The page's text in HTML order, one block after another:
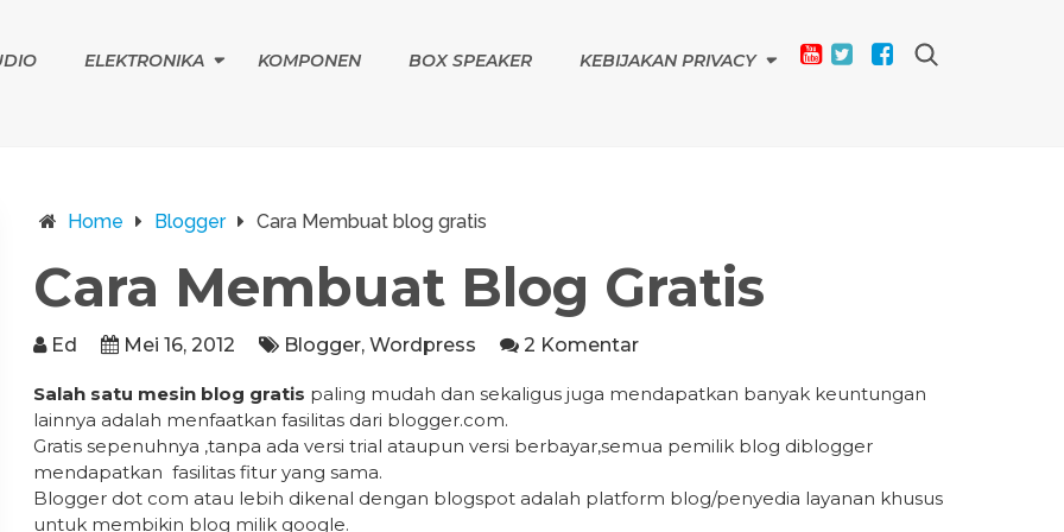
ELEKTRONIKA KOMPONEN BOX SPEAKER KEBIJAKAN PRIVACY
Home Blogger Cara Membuat blog gratis
Cara Membuat Blog Gratis
Ed Mei 16, 2012 Blogger, Wordpress 2 Komentar
Salah satu mesin blog gratis paling mudah dan sekaligus juga mendapatkan banyak keuntungan
lainnya adalah menfaatkan fasilitas dari blogger.com.
Gratis sepenuhnya ,tanpa ada versi trial ataupun versi berbayar,semua pemilik blog diblogger
mendapatkan fasilitas fitur yang sama.
Blogger dot com atau lebih dikenal dengan blogspot adalah platform blog/penyedia layanan khusus
untuk membikin blog milik google.